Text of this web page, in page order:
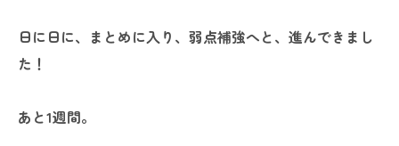
日に日に、まとめに入り、弱点補強へと、進んできまし
た！
あと1週間。